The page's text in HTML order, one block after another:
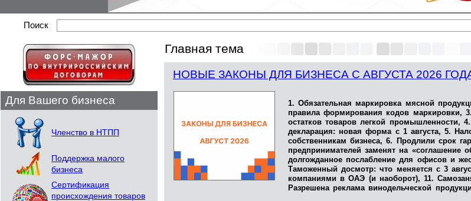
Поиск
Для Вашего бизнеса
Членство в НТПП
Поддержка малого
бизнеса
Сертификация
происхождения товаров
Главная тема
НОВЫЕ ЗАКОНЫ ДЛЯ БИЗНЕСА С АВГУСТА 2026
1. Обязательная маркировка мясной
правила формирования кодов маркировки,
остатков товаров легкой промышленности,
декларация: новая форма с 1 августа, 5.
собственникам бизнеса, 6. Продлили срок
предпринимателей заменят на «соглашение
долгожданное послабление для офисов и
Таможенный досмотр: что меняется с 3
компаниями в ОАЭ (и наоборот), 11.
Разрешена реклама винодельческой